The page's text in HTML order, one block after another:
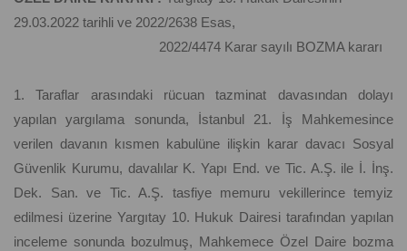
29.03.2022 tarihli ve 2022/2638 Esas,
2022/4474 Karar sayılı BOZMA kararı
1. Taraflar arasındaki rücuan tazminat davasından dolayı
yapılan yargılama sonunda, İstanbul 21. İş Mahkemesince
verilen davanın kısmen kabulüne ilişkin karar davacı Sosyal
Güvenlik Kurumu, davalılar K. Yapı End. ve Tic. A.Ş. ile İ. İnş.
Dek. San. ve Tic. A.Ş. tasfiye memuru vekillerince temyiz
edilmesi üzerine Yargıtay 10. Hukuk Dairesi tarafından yapılan
inceleme sonunda bozulmuş, Mahkemece Özel Daire bozma